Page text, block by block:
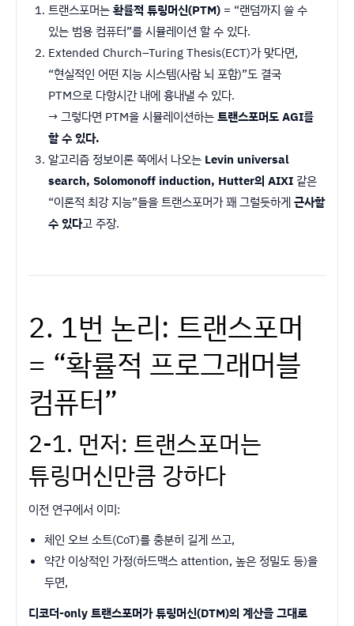
트랜스포머는확률적 튜링머신(PTM) = “랜덤까지 쓸 수
있는 범용 컴퓨터”를 시뮬레이션 할 수 있다.
Extended Church–Turing Thesis(ECT)가 맞다면,
“현실적인 어떤 지능 시스템(사람 뇌 포함)”도 결국
PTM으로 다항시간 내에 흉내낼 수 있다.
→ 그렇다면 PTM을 시뮬레이션하는트랜스포머도 AGI를
할 수 있다.
알고리즘 정보이론 쪽에서 나오는 Levin universal
search, Solomonoff induction, Hutter의 AIXI 같은
“이론적 최강 지능”들을 트랜스포머가 꽤 그럴듯하게근사할
수 있다고 주장.
2. 1번 논리: 트랜스포머
= “확률적 프로그래머블
컴퓨터”
2-1. 먼저: 트랜스포머는
튜링머신만큼 강하다
이전 연구에서 이미:
체인 오브 소트(CoT)를 충분히 길게 쓰고,
약간 이상적인 가정(하드맥스 attention, 높은 정밀도 등)을
두면,
디코더-only 트랜스포머가 튜링머신(DTM)의 계산을 그대로